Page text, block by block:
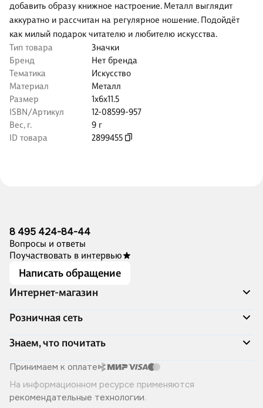
добавить образу книжное настроение. Металл выглядит
аккуратно и рассчитан на регулярное ношение. Подойдёт
как милый подарок читателю и любителю искусства.
Тип товара
Значки
Бренд
Нет бренда
Тематика
Искусство
Материал
Металл
Размер
1x6x11.5
ISBN/Артикул
12-08599-957
Вес, г.
9 г
ID товара
2899455
8 495 424-84-44
Вопросы и ответы
Поучаствовать в интервью
Написать обращение
Интернет-магазин
Акции
Доставка и оплата
Программа лояльности
Подарочные сертификаты
Правила продажи
Политика конфиденциальности
Розничная сеть
Адреса магазинов
Книжный Дозор
О компании
Читай-город для бизнеса
Хотите у нас работать?
Знаем, что почитать
Скоро в продаже
Лучшие из лучших
Читай-журнал
Принимаем к оплате
На информационном ресурсе применяются
рекомендательные технологии.